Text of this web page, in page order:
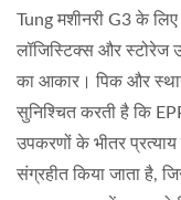
Tung मशीनरी G3 के
लॉजिस्टिक्स और स्टोरेज
का आकार। पिक और
सुनिश्चित करती है कि
उपकरणों के भीतर
संग्रहीत किया जाता है,